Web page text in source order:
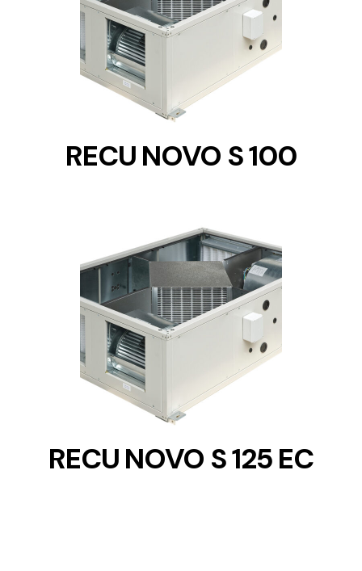
DETAILS
RECU NOVO S 100
DETAILS
RECU NOVO S 125 EC